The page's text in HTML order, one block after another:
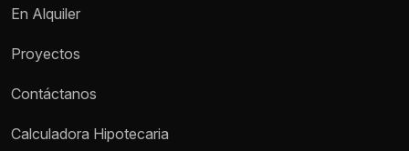
En Alquiler
Proyectos
Contáctanos
Calculadora Hipotecaria